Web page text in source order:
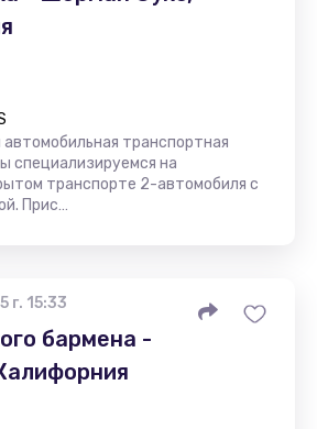
транспортная
специализируемся на
транспорте 2-автомобиля с
Прис…
г. 15:33
бармена -